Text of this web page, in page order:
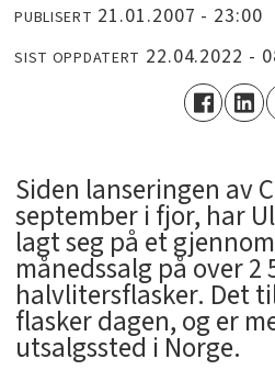
PUBLISERT 21.01.2007 - 23:00
SIST OPPDATERT 22.04.2022 -
Siden lanseringen av
september i fjor, har
lagt seg på et
månedssalg på over 2
halvlitersflasker. Det
flasker dagen, og er
utsalgssted i Norge.